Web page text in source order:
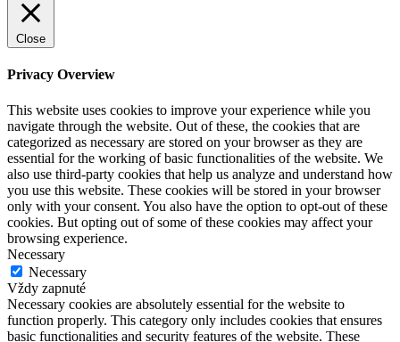
Close
Privacy Overview
This website uses cookies to improve your experience while you
navigate through the website. Out of these, the cookies that are
categorized as necessary are stored on your browser as they are
essential for the working of basic functionalities of the website. We
also use third-party cookies that help us analyze and understand how
you use this website. These cookies will be stored in your browser
only with your consent. You also have the option to opt-out of these
cookies. But opting out of some of these cookies may affect your
browsing experience.
Necessary
Necessary
Vždy zapnuté
Necessary cookies are absolutely essential for the website to
function properly. This category only includes cookies that ensures
basic functionalities and security features of the website. These